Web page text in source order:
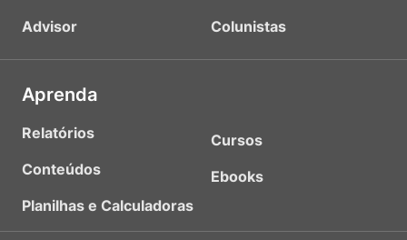
Advisor
Colunistas
Aprenda
Relatórios
Conteúdos
Planilhas e Calculadoras
Cursos
Ebooks